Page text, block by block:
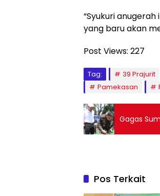
“Syukuri
yang baru akan
Post Views: 227
Tag: 39 Prajurit
Pamekasan
Gagas
Pos Terkait